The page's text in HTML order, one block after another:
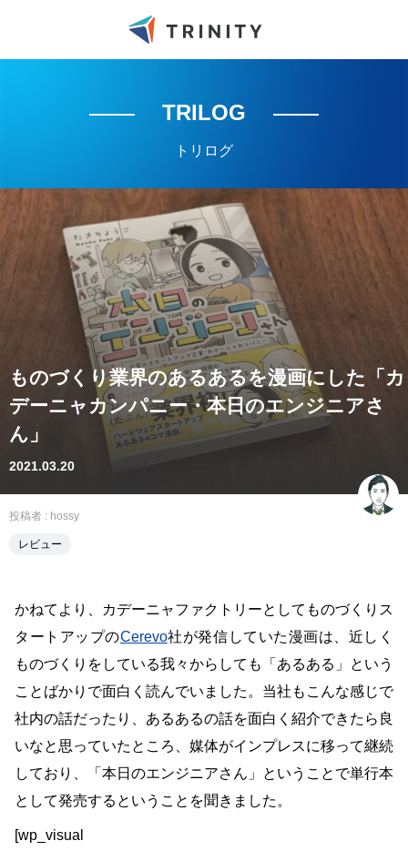
TRILOG
トリログ
ものづくり業界のあるあるを漫画にした「カ
デーニャカンパニー・本日のエンジニアさ
ん」
2021.03.20
投稿者 : hossy
レビュー
かねてより、カデーニャファクトリーとしてものづくりス
タートアップのCerevo社が発信していた漫画は、近しく
ものづくりをしている我々からしても「あるある」という
ことばかりで面白く読んでいました。当社もこんな感じで
社内の話だったり、あるあるの話を面白く紹介できたら良
いなと思っていたところ、媒体がインプレスに移って継続
しており、「本日のエンジニアさん」ということで単行本
として発売するということを聞きました。
[wp_visual